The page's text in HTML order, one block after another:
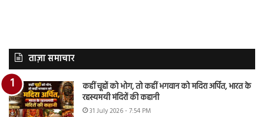
ताज़ा समाचार
कहीं चूहों को भोग, तो कहीं भगवान को मदिरा अर्पित, भारत के
रहस्यमयी मंदिरों की कहानी
31 July 2026 - 7:54 PM